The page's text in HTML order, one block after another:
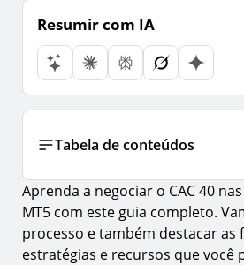
Resumir com IA
Tabela de conteúdos
Como negociar o CAC 40 no
1. Baixe a plataforma de
2. Passo 1. Registre sua conta
Aprenda a negociar o CAC 40
MT5 com este guia completo.
processo e também destacar as
estratégias e recursos que você